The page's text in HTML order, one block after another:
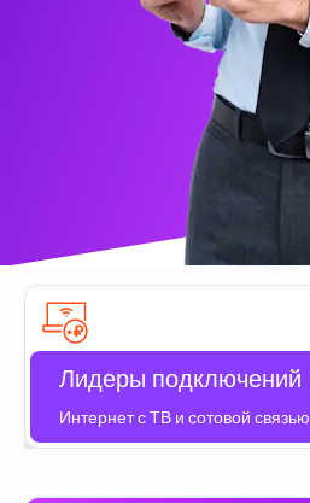
Лидеры подключений
Интернет с ТВ и сотовой связью